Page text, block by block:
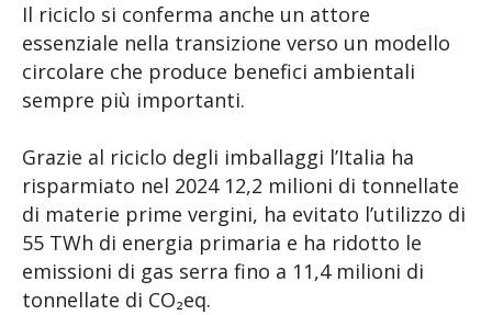
Il riciclo si conferma anche un attore
essenziale nella transizione verso un modello
circolare che produce benefici ambientali
sempre più importanti.
Grazie al riciclo degli imballaggi l’Italia ha
risparmiato nel 2024 12,2 milioni di tonnellate
di materie prime vergini, ha evitato l’utilizzo di
55 TWh di energia primaria e ha ridotto le
emissioni di gas serra fino a 11,4 milioni di
tonnellate di CO₂eq.